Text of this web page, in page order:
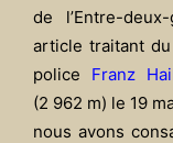
de l’Entre-
article traitant
police Franz
(2 962 m) le 19
nous avons